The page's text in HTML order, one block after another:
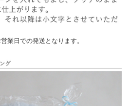
業日での発送となります。